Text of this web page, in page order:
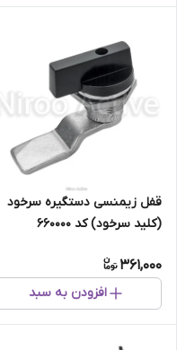
قفل زیمنسی دستگیره سرخود
(کلید سرخود) کد 660000
361,000
افزودن به سبد